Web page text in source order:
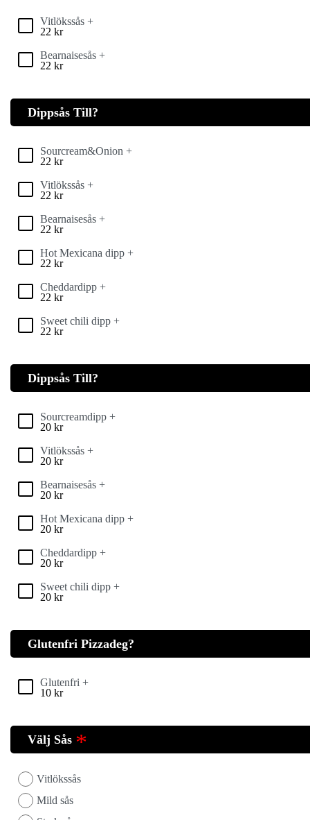
Vitlökssås +
22 kr
Bearnaisesås +
22 kr
Dippsås Till?
Sourcream&Onion +
22 kr
Vitlökssås +
22 kr
Bearnaisesås +
22 kr
Hot Mexicana dipp +
22 kr
Cheddardipp +
22 kr
Sweet chili dipp +
22 kr
Dippsås Till?
Sourcreamdipp +
20 kr
Vitlökssås +
20 kr
Bearnaisesås +
20 kr
Hot Mexicana dipp +
20 kr
Cheddardipp +
20 kr
Sweet chili dipp +
20 kr
Glutenfri Pizzadeg?
Glutenfri +
10 kr
Välj Sås
Vitlökssås
Mild sås